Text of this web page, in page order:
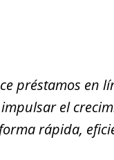
préstamos en
el
rápida,